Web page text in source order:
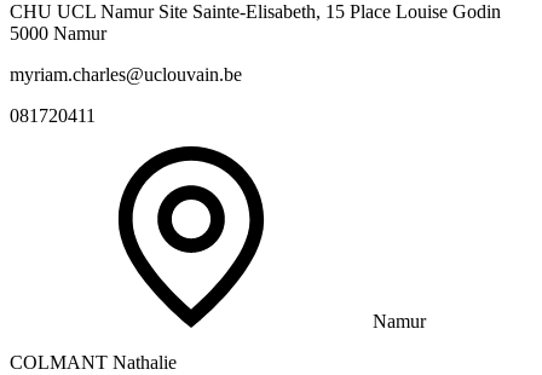
CHU UCL Namur Site Sainte-Elisabeth, 15 Place Louise Godin
5000 Namur
myriam.charles@uclouvain.be
081720411
Namur
COLMANT Nathalie